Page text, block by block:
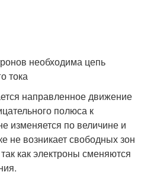
необходима цепь
тока
направленное движение
полюса к
изменяется по величине и
не возникает свободных зон
как электроны сменяются